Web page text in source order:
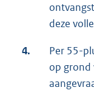
deze
4.
Per 55-
op grond